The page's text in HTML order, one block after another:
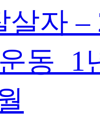
살자 –
동 1